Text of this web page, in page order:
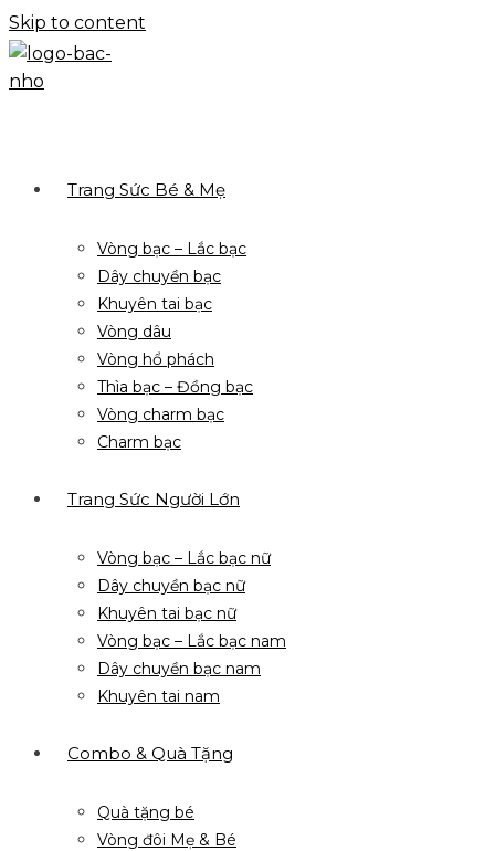
Skip to content
Trang Sức Bé & Mẹ
Vòng bạc – Lắc bạc
Dây chuyền bạc
Khuyên tai bạc
Vòng dâu
Vòng hổ phách
Thìa bạc – Đồng bạc
Vòng charm bạc
Charm bạc
Trang Sức Người Lớn
Vòng bạc – Lắc bạc nữ
Dây chuyền bạc nữ
Khuyên tai bạc nữ
Vòng bạc – Lắc bạc nam
Dây chuyền bạc nam
Khuyên tai nam
Combo & Quà Tặng
Quà tặng bé
Vòng đôi Mẹ & Bé